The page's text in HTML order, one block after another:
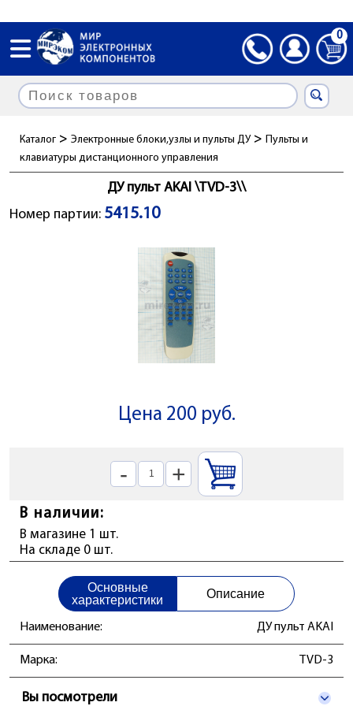
0
Каталог > Электронные блоки,узлы и пульты ДУ> Пульты и
клавиатуры дистанционного управления
ДУ пульт AKAI \TVD-3\\
Номер партии: 5415.10
Цена 200 руб.
- +
В наличии:
В магазине 1 шт.
На складе 0 шт.
Основные
характеристики
Описание
Наименование: ДУ пульт AKAI
Марка: TVD-3
Вы посмотрели